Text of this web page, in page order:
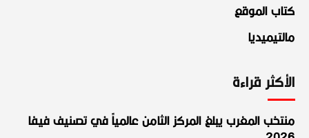
كتاب الموقع
مالتيميديا
الأكثر قراءة
منتخب المغرب يبلغ المركز الثامن عالمياً في تصنيف فيفا